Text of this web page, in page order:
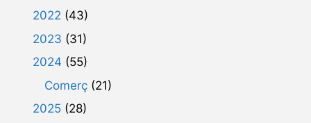
2022 (43)
2023 (31)
2024 (55)
Comerç (21)
2025 (28)